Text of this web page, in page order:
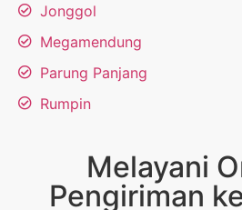
Jonggol
Megamendung
Parung Panjang
Rumpin
Melayani
Pengiriman